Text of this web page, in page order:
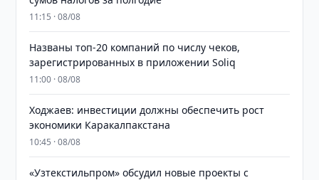
11:15 · 08/08
Названы топ-20 компаний по числу чеков,
зарегистрированных в приложении Soliq
11:00 · 08/08
Ходжаев: инвестиции должны обеспечить рост
экономики Каракалпакстана
10:45 · 08/08
«Узтекстильпром» обсудил новые проекты с